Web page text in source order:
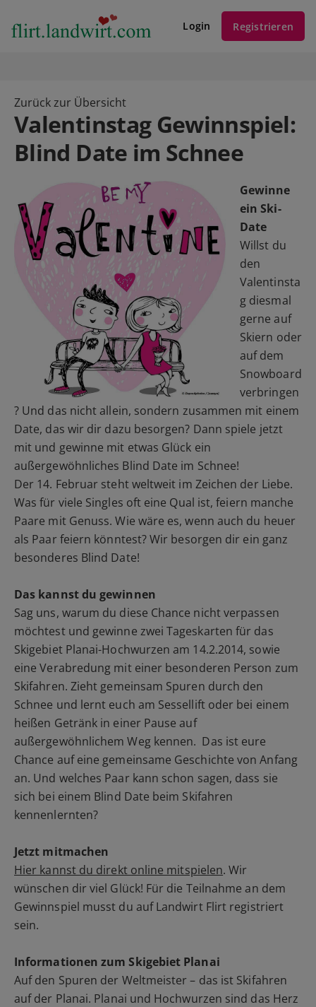
Login Registrieren
Zurück zur Übersicht
Valentinstag Gewinnspiel:
Blind Date im Schnee
Gewinne
ein Ski-
Date
Willst du
den
Valentinsta
g diesmal
gerne auf
Skiern oder
auf dem
Snowboard
verbringen
? Und das nicht allein, sondern zusammen mit einem
Date, das wir dir dazu besorgen? Dann spiele jetzt
mit und gewinne mit etwas Glück ein
außergewöhnliches Blind Date im Schnee!
Der 14. Februar steht weltweit im Zeichen der Liebe.
Was für viele Singles oft eine Qual ist, feiern manche
Paare mit Genuss. Wie wäre es, wenn auch du heuer
als Paar feiern könntest? Wir besorgen dir ein ganz
besonderes Blind Date!
Das kannst du gewinnen
Sag uns, warum du diese Chance nicht verpassen
möchtest und gewinne zwei Tageskarten für das
Skigebiet Planai-Hochwurzen am 14.2.2014, sowie
eine Verabredung mit einer besonderen Person zum
Skifahren. Zieht gemeinsam Spuren durch den
Schnee und lernt euch am Sessellift oder bei einem
heißen Getränk in einer Pause auf
außergewöhnlichem Weg kennen. Das ist eure
Chance auf eine gemeinsame Geschichte von Anfang
an. Und welches Paar kann schon sagen, dass sie
sich bei einem Blind Date beim Skifahren
kennenlernten?
Jetzt mitmachen
Hier kannst du direkt online mitspielen. Wir
wünschen dir viel Glück! Für die Teilnahme an dem
Gewinnspiel musst du auf Landwirt Flirt registriert
sein.
Informationen zum Skigebiet Planai
Auf den Spuren der Weltmeister – das ist Skifahren
auf der Planai. Planai und Hochwurzen sind das Herz